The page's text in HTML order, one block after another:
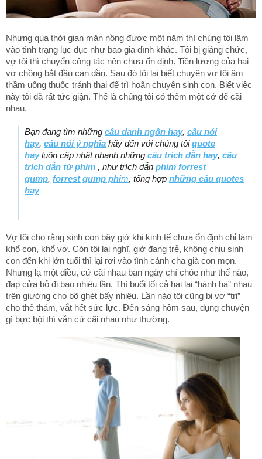
Nhưng qua thời gian mặn nồng được một năm thì chúng tôi lâm
vào tình trạng lục đục như bao gia đình khác. Tôi bị giáng chức,
vợ tôi thì chuyển công tác nên chưa ổn định. Tiền lương của hai
vợ chồng bắt đầu cạn dần. Sau đó tôi lại biết chuyện vợ tôi âm
thầm uống thuốc tránh thai để trì hoãn chuyện sinh con. Biết việc
này tôi đã rất tức giận. Thế là chúng tôi có thêm một cớ để cãi
nhau.
Bạn đang tìm những câu danh ngôn hay, câu nói
hay, câu nói ý nghĩa hãy đến với chúng tôiquote
hayluôn cập nhật nhanh những câu trích dẫn hay, câu
trích dẫn từ phim , như trích dẫn phim forrest
gump, forrest gump phim, tổng hợp những câu quotes
hay
Vợ tôi cho rằng sinh con bây giờ khi kinh tế chưa ổn định chỉ làm
khổ con, khổ vợ. Còn tôi lại nghĩ, giờ đang trẻ, không chịu sinh
con đến khi lớn tuổi thì lại rơi vào tình cảnh cha già con mọn.
Nhưng lạ một điều, cứ cãi nhau ban ngày chí chóe như thế nào,
đạp cửa bỏ đi bao nhiêu lần. Thì buổi tối cả hai lại “hành hạ” nhau
trên giường cho bõ ghét bấy nhiêu. Lần nào tôi cũng bị vợ “trị”
cho thê thảm, vắt hết sức lực. Đến sáng hôm sau, đụng chuyện
gì bực bội thì vẫn cứ cãi nhau như thường.